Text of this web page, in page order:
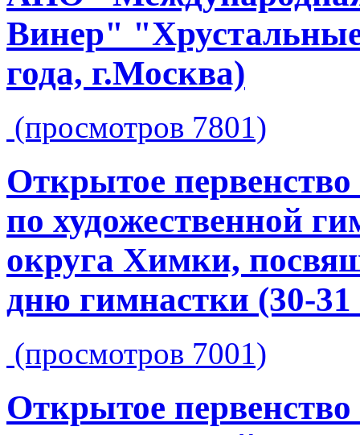
Винер"
года, г.Москва)
(просмотров 7801)
Открытое
по художественной
округа Химки,
дню гимнастки (30-31
(просмотров 7001)
Открытое